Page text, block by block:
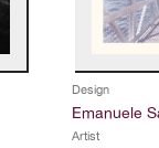
Design
Emanuele
Artist